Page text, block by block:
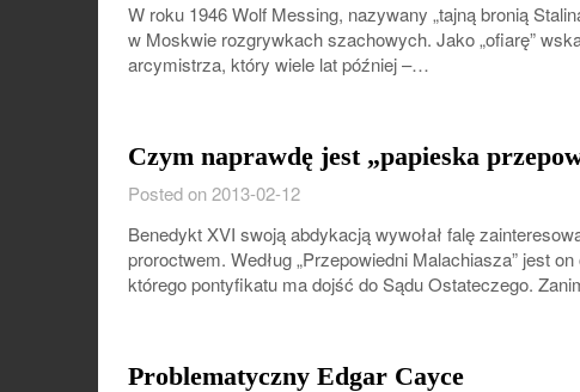
W roku 1946 Wolf Messing, nazywany „tajną bronią
w Moskwie rozgrywkach szachowych. Jako „ofiarę”
arcymistrza, który wiele lat później –…
Czym naprawdę jest „papieska
Posted on 2013-02-12
Benedykt XVI swoją abdykacją wywołał falę
proroctwem. Według „Przepowiedni Malachiasza” jest
którego pontyfikatu ma dojść do Sądu Ostateczego.
Problematyczny Edgar Cayce